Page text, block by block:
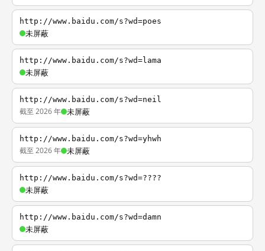
http://www.baidu.com/s?wd=poes
未屏蔽
http://www.baidu.com/s?wd=lama
未屏蔽
http://www.baidu.com/s?wd=neil
截至 2026 年 未屏蔽
http://www.baidu.com/s?wd=yhwh
截至 2026 年 未屏蔽
http://www.baidu.com/s?wd=????
未屏蔽
http://www.baidu.com/s?wd=damn
未屏蔽